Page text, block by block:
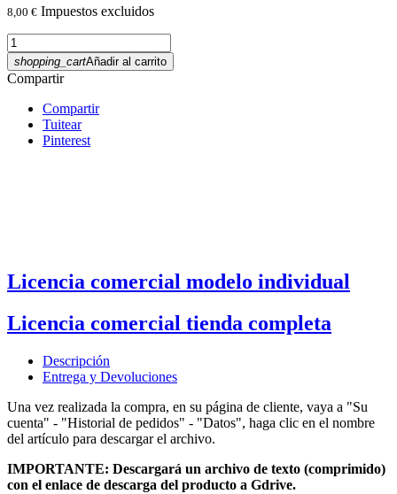
8,00 € Impuestos excluidos
shopping_cartAñadir al carrito
Compartir
Compartir
Tuitear
Pinterest
Licencia comercial modelo individual
Licencia comercial tienda completa
Descripción
Entrega y Devoluciones
Una vez realizada la compra, en su página de cliente, vaya a "Su
cuenta" - "Historial de pedidos" - "Datos", haga clic en el nombre
del artículo para descargar el archivo.
IMPORTANTE: Descargará un archivo de texto (comprimido)
con el enlace de descarga del producto a Gdrive.